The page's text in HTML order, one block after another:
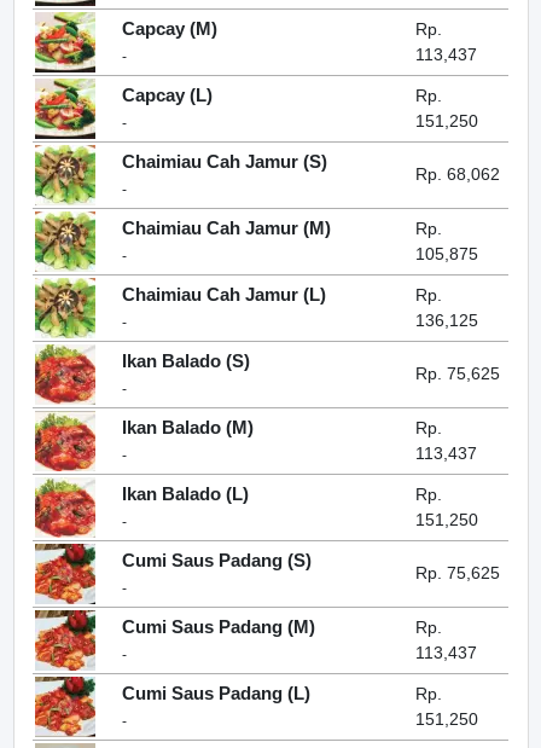
Capcay (M)
-
Rp.
113,437
Capcay (L)
-
Rp.
151,250
Chaimiau Cah Jamur (S)
-
Rp. 68,062
Chaimiau Cah Jamur (M)
-
Rp.
105,875
Chaimiau Cah Jamur (L)
-
Rp.
136,125
Ikan Balado (S)
-
Rp. 75,625
Ikan Balado (M)
-
Rp.
113,437
Ikan Balado (L)
-
Rp.
151,250
Cumi Saus Padang (S)
-
Rp. 75,625
Cumi Saus Padang (M)
-
Rp.
113,437
Cumi Saus Padang (L)
-
Rp.
151,250